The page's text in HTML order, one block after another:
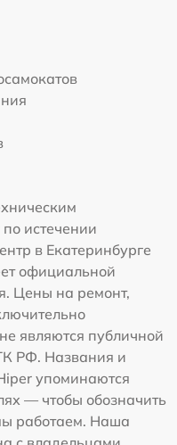
истечении
в Екатеринбурге
официальной
Цены на ремонт,
являются публичной
РФ. Названия и
упоминаются
— чтобы обозначить
работаем. Наша